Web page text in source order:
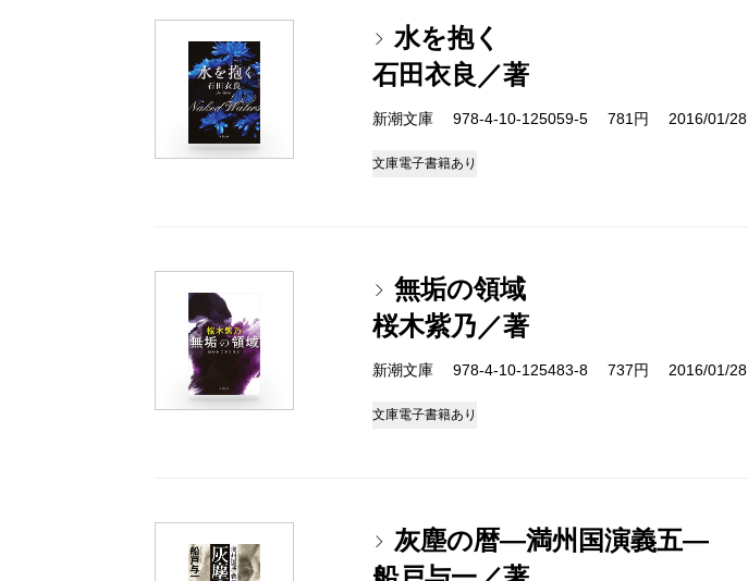
水を抱く
石田衣良／著
新潮文庫 978-4-10-125059-5 781円 2016/01/28
文庫電子書籍あり
無垢の領域
桜木紫乃／著
新潮文庫 978-4-10-125483-8 737円 2016/01/28
文庫電子書籍あり
灰塵の暦―満州国演義五―